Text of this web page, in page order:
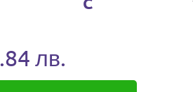
лв.